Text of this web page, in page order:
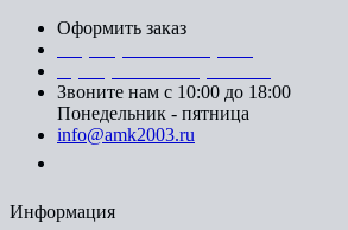
Оформить заказ
Звоните нам с 10:00 до 18:00
Понедельник - пятница
info@amk2003.ru
Информация